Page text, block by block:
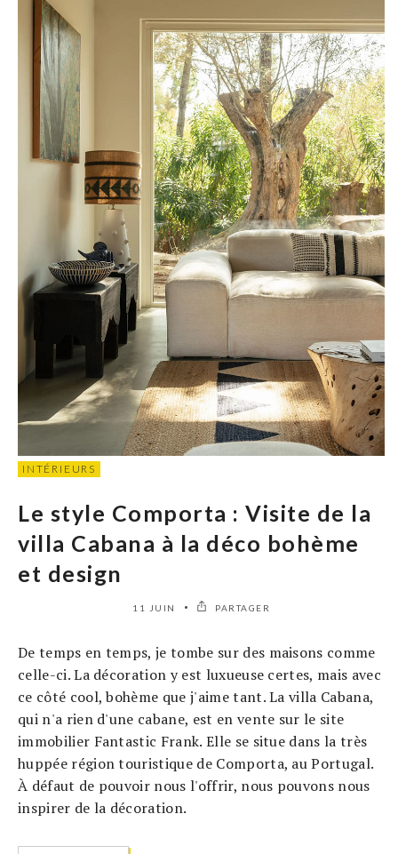
INTÉRIEURS
Le style Comporta : Visite de la
villa Cabana à la déco bohème
et design
11 JUIN PARTAGER
De temps en temps, je tombe sur des maisons comme
celle-ci. La décoration y est luxueuse certes, mais avec
ce côté cool, bohème que j'aime tant. La villa Cabana,
qui n'a rien d'une cabane, est en vente sur le site
immobilier Fantastic Frank. Elle se situe dans la très
huppée région touristique de Comporta, au Portugal.
À défaut de pouvoir nous l'offrir, nous pouvons nous
inspirer de la décoration.